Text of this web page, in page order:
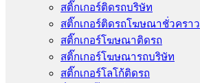
สติ๊กเกอร์ติดรถบริษัท
สติ๊กเกอร์ติดรถโฆษณาชั่วคราว
สติ๊กเกอร์โฆษณาติดรถ
สติ๊กเกอร์โฆษณารถบริษัท
สติ๊กเกอร์โลโก้ติดรถ